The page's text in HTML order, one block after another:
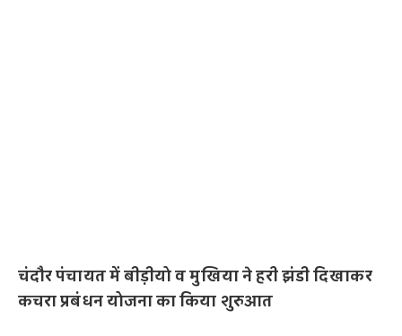
चंदौर पंचायत में बीड़ीयो व मुखिया ने हरी झंडी दिखाकर
कचरा प्रबंधन योजना का किया शुरुआत